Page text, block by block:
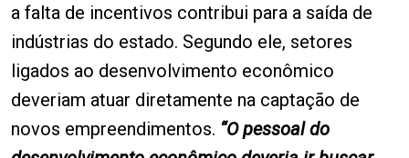
a falta de incentivos contribui para a saída de
indústrias do estado. Segundo ele, setores
ligados ao desenvolvimento econômico
deveriam atuar diretamente na captação de
novos empreendimentos. “O pessoal do